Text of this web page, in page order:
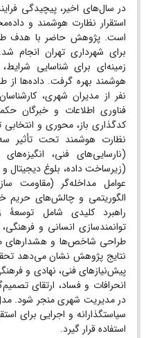
در سال‌های اخیر، پیچیدگی
استقرار نظارت هوشمند و
است. پژوهش حاضر با هدف
برای شهرداری تهران انجام
زمینه‌ای برای شناسایی
نفر از مدیران شهری،
فناوری اطلاعات و خبرگان
کدگذاری باز، محوری و انتخابی
نظارت هوشمند تحت تأثیر
(نارسایی‌های فنی،
(زیرساخت داده، بلوغ
عوامل مداخله‌گر (مقاومت
الگوریتمی و چالش‌های حریم
راهبرد کلیدی شامل
توانمندسازی انسانی و
طراحی شاخص‌ها و هشدارهای
نتایج پژوهش نشان می‌دهد
پیش‌نیازهای فنی، نهادی و
انحرافات و فساد، ارتقای
در مدیریت شهری منجر شود.
سیاستگذارانه و اجرایی برای
استفاده قرار گیرد.